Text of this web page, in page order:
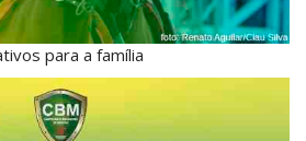
para a família